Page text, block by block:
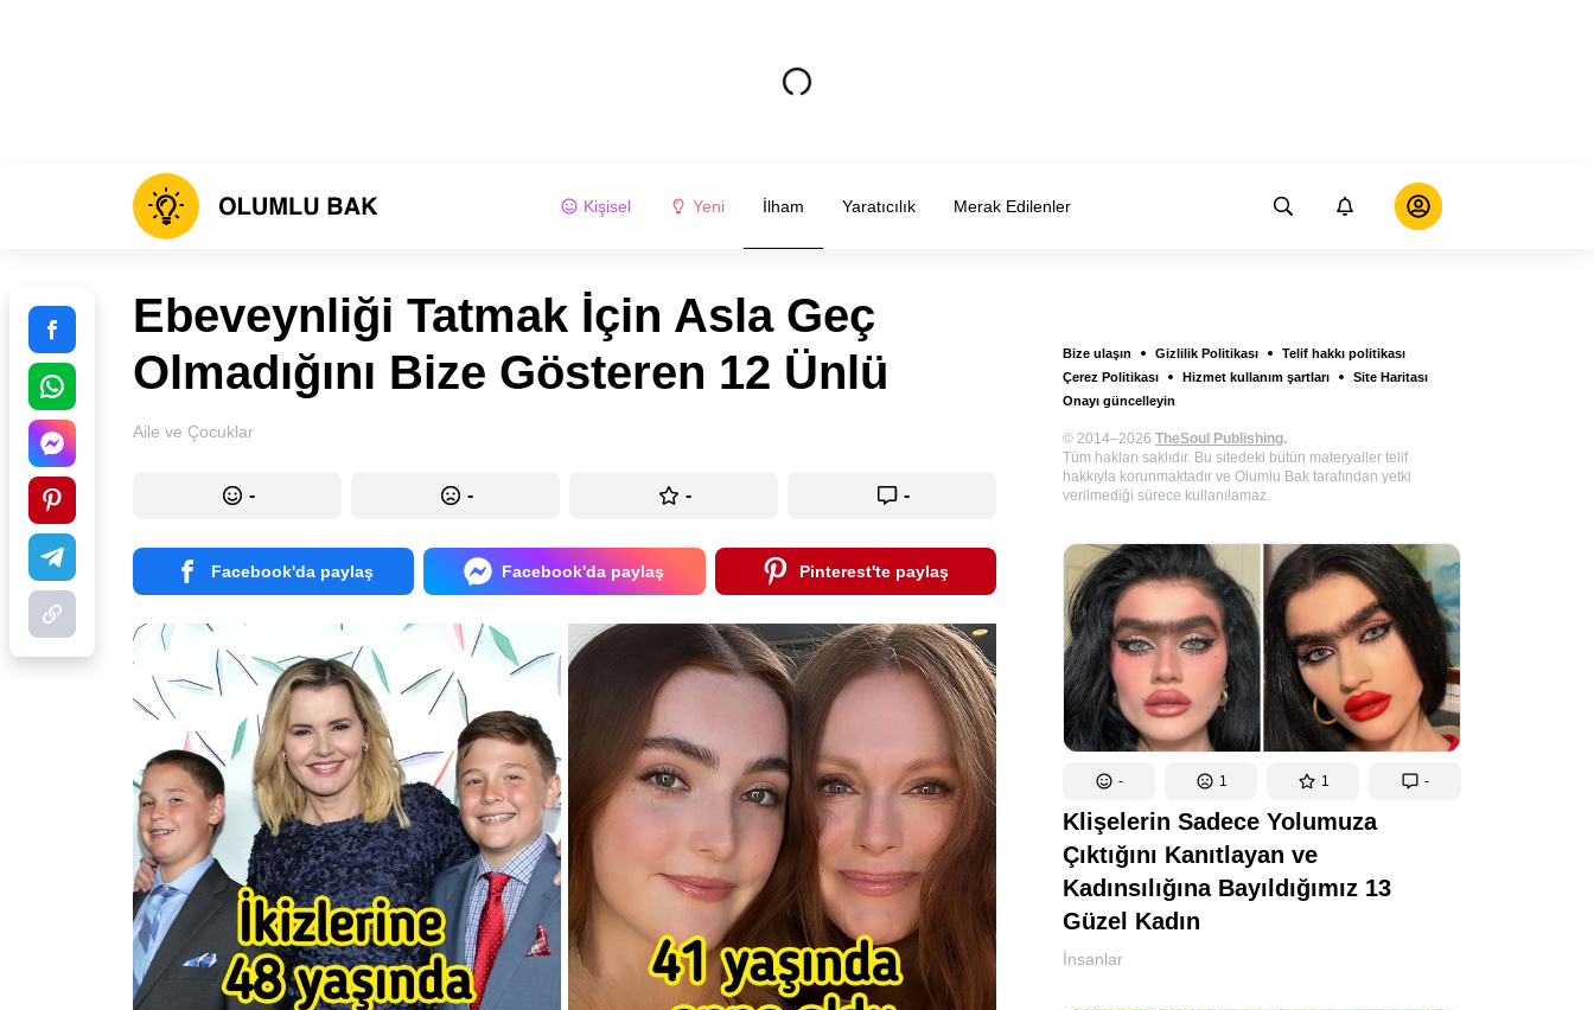
Kişisel Yeni İlham Yaratıcılık Merak Edilenler
Bize ulaşın Gizlilik Politikası
Telif hakkı politikası
Çerez Politikası
Hizmet kullanım şartları
Site Haritası
Onayı güncelleyin
© 2014–2026 TheSoul Publishing.
Tüm hakları saklıdır. Bu sitedeki bütün materyaller telif
hakkıyla korunmaktadır ve Olumlu Bak tarafından yetki
verilmediği sürece kullanılamaz.
- 1 1 -
Klişelerin Sadece Yolumuza
Çıktığını Kanıtlayan ve
Kadınsılığına Bayıldığımız 13
Güzel Kadın
İnsanlar
Ebeveynliği Tatmak İçin Asla Geç
Olmadığını Bize Gösteren 12 Ünlü
Aile ve Çocuklar
- - - -
Facebook'da paylaş Facebook'da paylaş Pinterest'te paylaş